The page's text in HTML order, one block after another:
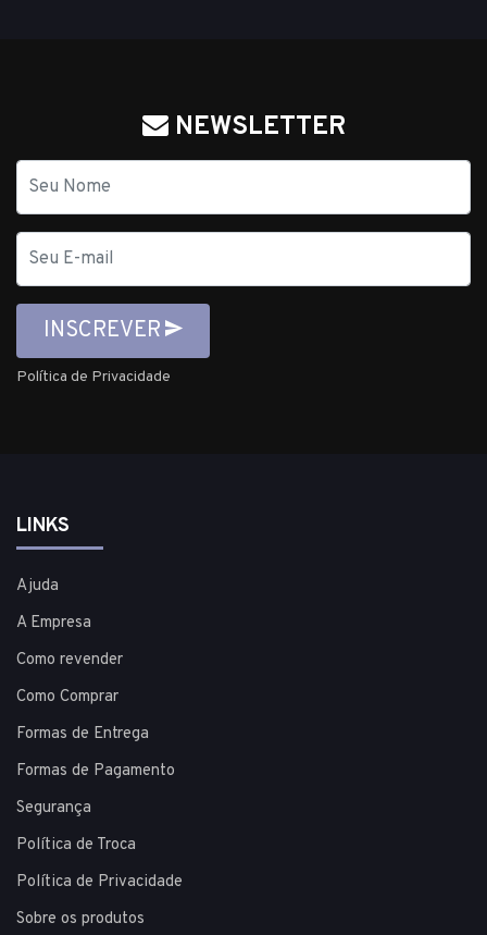
NEWSLETTER
mail
INSCREVER
Política de Privacidade
LINKS
Ajuda
A Empresa
Como revender
Como Comprar
Formas de Entrega
Formas de Pagamento
Segurança
Política de Troca
Política de Privacidade
Sobre os produtos